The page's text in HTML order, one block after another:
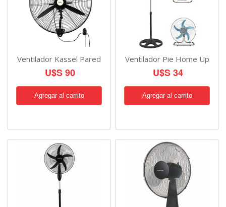
Ventilador Kassel Pared
U$S 90
Ventilador Pie Home Up
U$S 34